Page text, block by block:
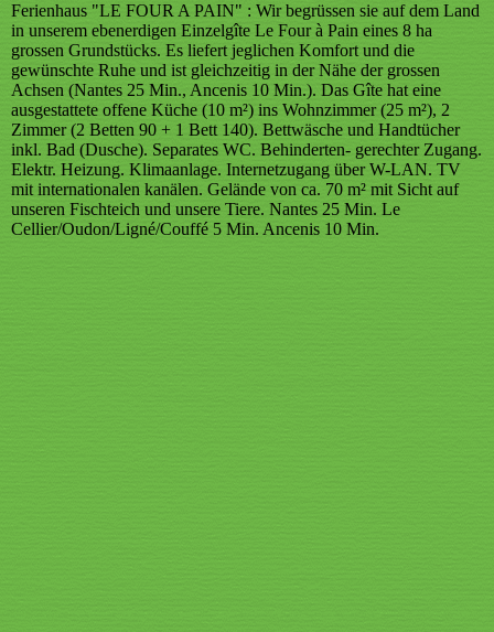
Ferienhaus "LE FOUR A PAIN" : Wir begrüssen sie auf dem Land
in unserem ebenerdigen Einzelgîte Le Four à Pain eines 8 ha
grossen Grundstücks. Es liefert jeglichen Komfort und die
gewünschte Ruhe und ist gleichzeitig in der Nähe der grossen
Achsen (Nantes 25 Min., Ancenis 10 Min.). Das Gîte hat eine
ausgestattete offene Küche (10 m²) ins Wohnzimmer (25 m²), 2
Zimmer (2 Betten 90 + 1 Bett 140). Bettwäsche und Handtücher
inkl. Bad (Dusche). Separates WC. Behinderten- gerechter Zugang.
Elektr. Heizung. Klimaanlage. Internetzugang über W-LAN. TV
mit internationalen kanälen. Gelände von ca. 70 m² mit Sicht auf
unseren Fischteich und unsere Tiere. Nantes 25 Min. Le
Cellier/Oudon/Ligné/Couffé 5 Min. Ancenis 10 Min.